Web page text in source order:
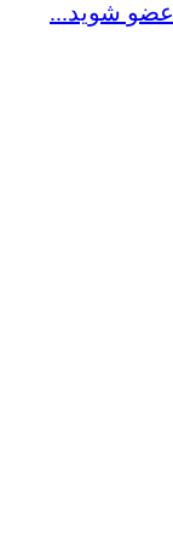
عضو شوید...